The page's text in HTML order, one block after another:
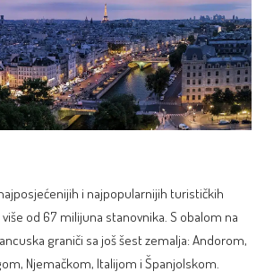
i najpopularnijih turističkih
od 67 milijuna stanovnika. S obalom na
graniči sa još šest zemalja: Andorom,
Njemačkom, Italijom i Španjolskom.